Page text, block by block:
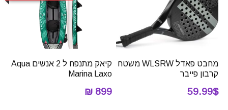
מחבט פאדל WLSRW משטח
קרבון פייבר
59.99$
קיאק מתנפח ל 2 אנשים Aqua
Marina Laxo
899 ₪